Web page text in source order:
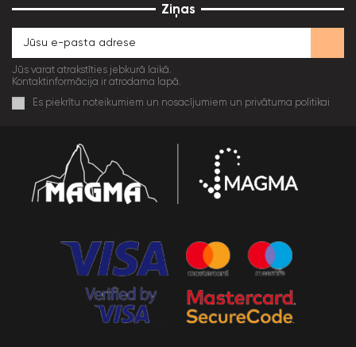
Ziņas
Jūs varat atrakstīties jebkurā laikā.
Kontaktinformācija ir atrodama lapā.
Es piekrītu noteikumiem un nosacījumiem un privātuma politikai